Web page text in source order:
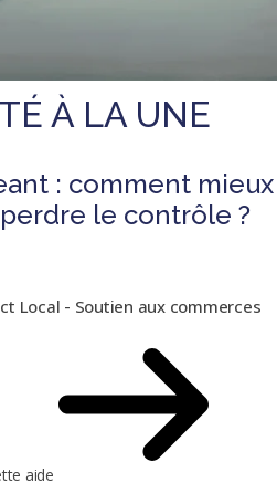
À LA UNE
: comment mieux
perdre le contrôle ?
Local - Soutien aux commerces
aide